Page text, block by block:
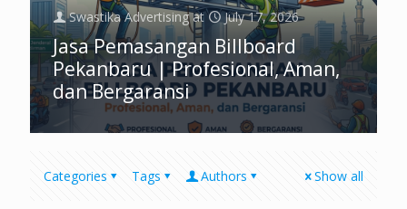
Swastika Advertising at July 17, 2026
Jasa Pemasangan Billboard
Pekanbaru | Profesional, Aman,
dan Bergaransi
Categories Tags Authors Show all